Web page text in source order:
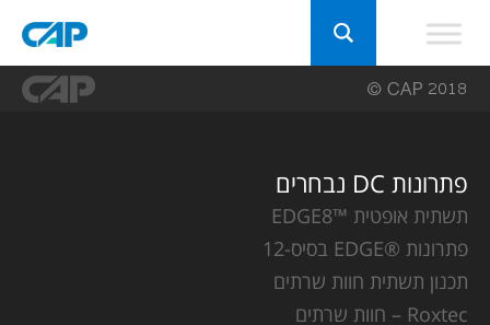
פתרונות DC נבחרים
תשתית אופטית ™EDGE8
פתרונות ®EDGE בסיס-12
תכנון תשתית חוות שרתים
Roxtec – חוות שרתים